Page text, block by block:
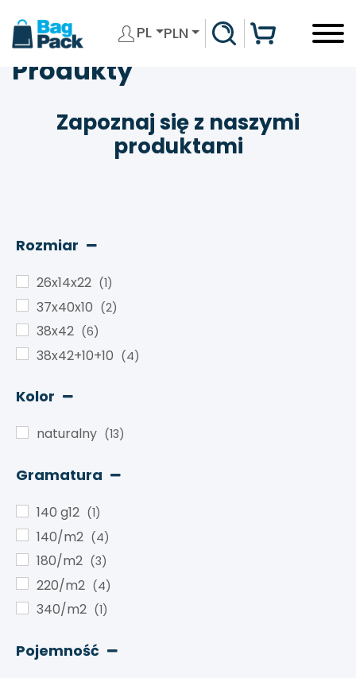
PL PLN
Produkty
Zapoznaj się z naszymi
produktami
Rozmiar
26x14x22 (1)
37x40x10 (2)
38x42 (6)
38x42+10+10 (4)
Kolor
naturalny (13)
Gramatura
140 g12 (1)
140/m2 (4)
180/m2 (3)
220/m2 (4)
340/m2 (1)
Pojemność